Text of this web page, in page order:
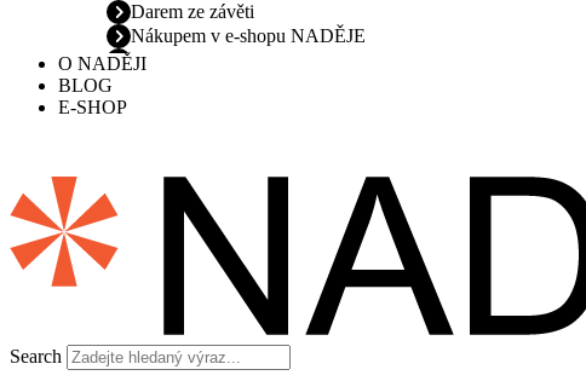
Darem ze závěti
Nákupem v e-shopu NADĚJE
O NADĚJI
BLOG
E-SHOP
Search